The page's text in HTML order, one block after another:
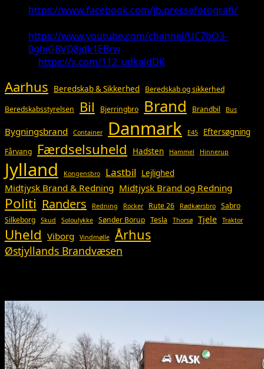
https://www.facebook.com/jb.pressefotografi/
https://www.youtube.com/channel/UC7bO3-
0ghiGBVD8jdk1EBrw
https://x.com/112_udkaldDK
Aarhus Beredskab & Sikkerhed Beredskab og sikkerhed
Beredskabsstyrelsen
Bil Bjerringbro Brand Brandbil Bus
Bygningsbrand Container Danmark E45 Eftersøgning
Fårvang Færdselsuheld Hadsten Hammel Hinnerup
Jylland Kongensbro Lastbil Lejlighed
Midtjysk Brand & Redning Midtjysk Brand og Redning
Politi Randers Redning Rocker Rute 26 Rødkærsbro
Sabro
Silkeborg
Skud Soloulykke Sønder Borup Tesla Thorsø Tjele Traktor
Uheld Viborg Vindmølle Århus
Østjyllands Brandvæsen